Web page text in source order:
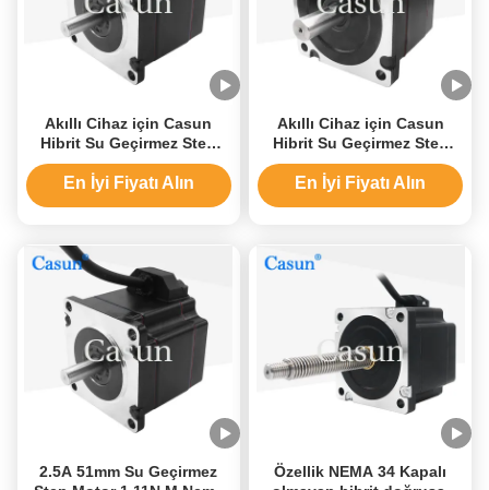
Akıllı Cihaz için Casun
Hibrit Su Geçirmez Step
Motor NEMA 23 51mm
Gövde 1.16N.M
En İyi Fiyatı Alın
Akıllı Cihaz için Casun
Hibrit Su Geçirmez Step
Motor NEMA 23 51mm
Gövde 1.16N.M
En İyi Fiyatı Alın
2.5A 51mm Su Geçirmez
Özellik NEMA 34 Kapalı